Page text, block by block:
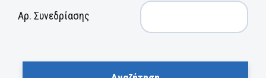
Αρ. Συνεδρίασης